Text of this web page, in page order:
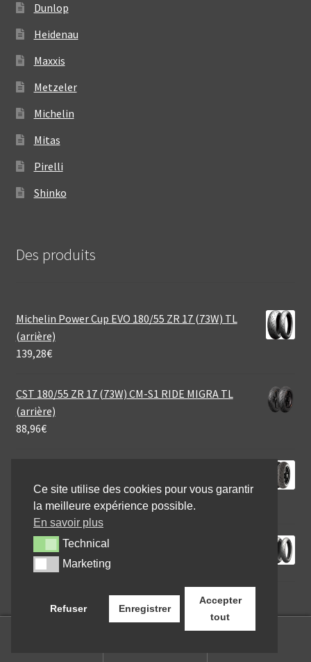
Dunlop
Heidenau
Maxxis
Metzeler
Michelin
Mitas
Pirelli
Shinko
Des produits
Michelin Power Cup EVO 180/55 ZR 17 (73W) TL
(arrière)
139,28€
CST 180/55 ZR 17 (73W) CM-S1 RIDE MIGRA TL
(arrière)
88,96€
(arrière)
198,95€
Michelin Power RS+ 190/50 ZR 17 (73W) TL (arrière)
127,04€
Ce site utilise des cookies pour vous garantir
la meilleure expérience possible.
En savoir plus
TechnicalTechnical
MarketingMarketing
Refuser Enregistrer
Accepter
tout